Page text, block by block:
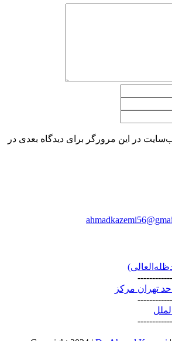
در این مرورگر برای دیدگاه بعدی در
تهران مرکز